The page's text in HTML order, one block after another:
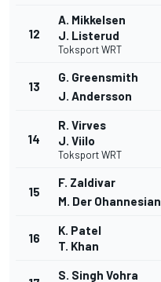
12
A. Mikkelsen
J. Listerud
Toksport WRT
13
G. Greensmith
J. Andersson
14
R. Virves
J. Viilo
Toksport WRT
15
F. Zaldivar
M. Der Ohannesian
16
K. Patel
T. Khan
S. Singh Vohra